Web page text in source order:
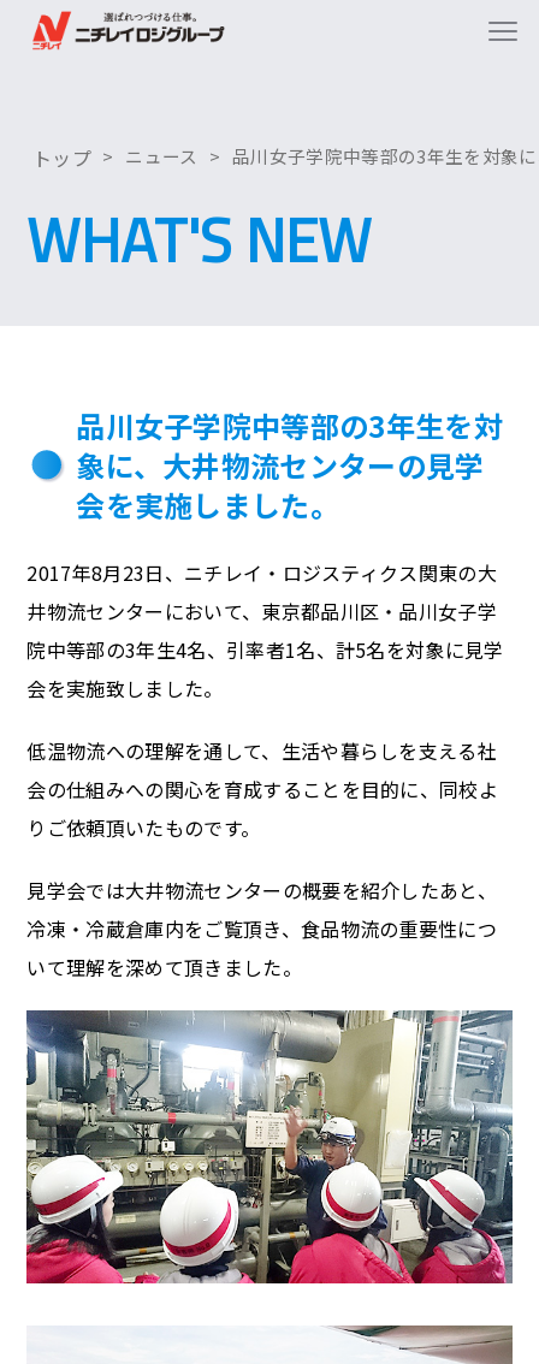
トップ ニュース 品川女子学院中等部の3年生を対象
WHAT'S NEW
品川女子学院中等部の3年生を対
象に、大井物流センターの見学
会を実施しました。
2017年8月23日、ニチレイ・ロジスティクス関東の大
井物流センターにおいて、東京都品川区・品川女子学
院中等部の3年生4名、引率者1名、計5名を対象に見学
会を実施致しました。
低温物流への理解を通して、生活や暮らしを支える社
会の仕組みへの関心を育成することを目的に、同校よ
りご依頼頂いたものです。
見学会では大井物流センターの概要を紹介したあと、
冷凍・冷蔵倉庫内をご覧頂き、食品物流の重要性につ
いて理解を深めて頂きました。